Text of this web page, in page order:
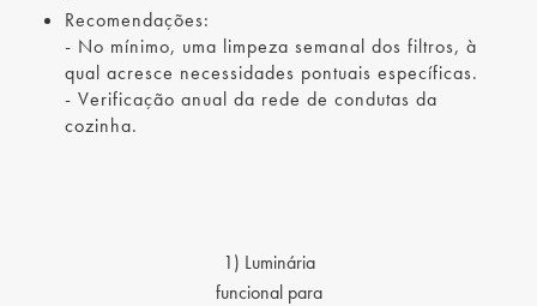
Recomendações:
- No mínimo, uma limpeza semanal dos filtros, à
qual acresce necessidades pontuais específicas.
- Verificação anual da rede de condutas da
cozinha.
1) Luminária
funcional para